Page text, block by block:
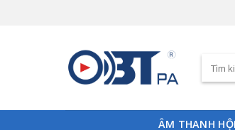
Tìm
kiếm:
ÂM THANH